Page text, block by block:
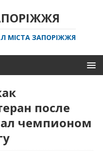
МІСТА ЗАПОРІЖЖЯ
после
чемпионом